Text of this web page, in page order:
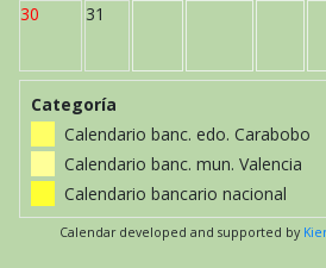
30 31
Categoría
Calendario banc. edo. Carabobo
Calendario banc. mun. Valencia
Calendario bancario nacional
Calendar developed and supported by